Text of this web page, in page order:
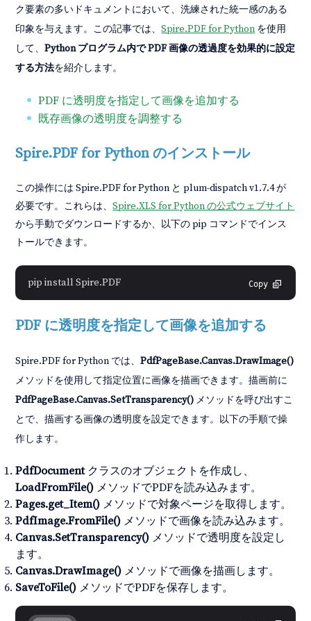
ク要素の多いドキュメントにおいて、洗練された統一感のある
印象を与えます。この記事では、Spire.PDF for Python を使用
して、Python プログラム内で PDF 画像の透過度を効果的に設定
する方法を紹介します。
PDF に透明度を指定して画像を追加する
既存画像の透明度を調整する
Spire.PDF for Python のインストール
この操作には Spire.PDF for Python と plum-dispatch v1.7.4 が
必要です。これらは、Spire.XLS for Python の公式ウェブサイト
から手動でダウンロードするか、以下の pip コマンドでインス
トールできます。
Copy
PDF に透明度を指定して画像を追加する
Spire.PDF for Python では、PdfPageBase.Canvas.DrawImage()
メソッドを使用して指定位置に画像を描画できます。描画前に
PdfPageBase.Canvas.SetTransparency() メソッドを呼び出すこ
とで、描画する画像の透明度を設定できます。以下の手順で操
作します。
PdfDocumentクラスのオブジェクトを作成し、
LoadFromFile() メソッドでPDFを読み込みます。
Pages.get_Item() メソッドで対象ページを取得します。
PdfImage.FromFile() メソッドで画像を読み込みます。
Canvas.SetTransparency() メソッドで透明度を設定し
ます。
Canvas.DrawImage() メソッドで画像を描画します。
SaveToFile() メソッドでPDFを保存します。